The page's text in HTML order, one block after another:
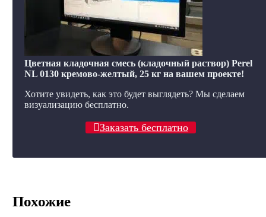
Цветная кладочная смесь (кладочный раствор) Perel
NL 0130 кремово-желтый, 25 кг на вашем проекте!
Хотите увидеть, как это будет выглядеть? Мы сделаем
визуализацию бесплатно.
Заказать бесплатно
Похожие